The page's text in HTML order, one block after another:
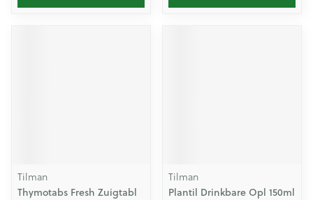
Tilman
Thymotabs Fresh Zuigtabl
Tilman
Plantil Drinkbare Opl 150ml